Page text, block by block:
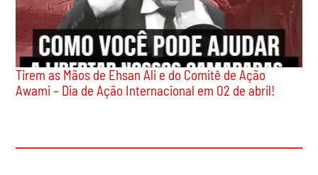
Tirem as Mãos de Ehsan Ali e do Comitê de Ação
Awami – Dia de Ação Internacional em 02 de abril!